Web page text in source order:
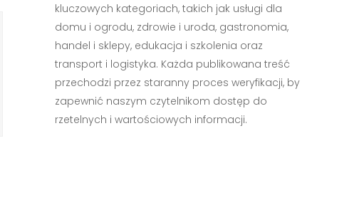
kluczowych kategoriach, takich jak usługi dla
domu i ogrodu, zdrowie i uroda, gastronomia,
handel i sklepy, edukacja i szkolenia oraz
transport i logistyka. Każda publikowana treść
przechodzi przez staranny proces weryfikacji, by
zapewnić naszym czytelnikom dostęp do
rzetelnych i wartościowych informacji.